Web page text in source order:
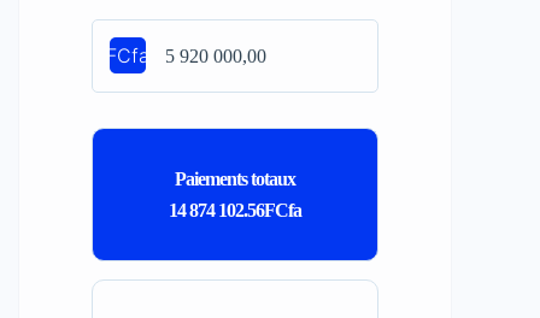
FCfa
Paiements totaux
14 874 102.56FCfa